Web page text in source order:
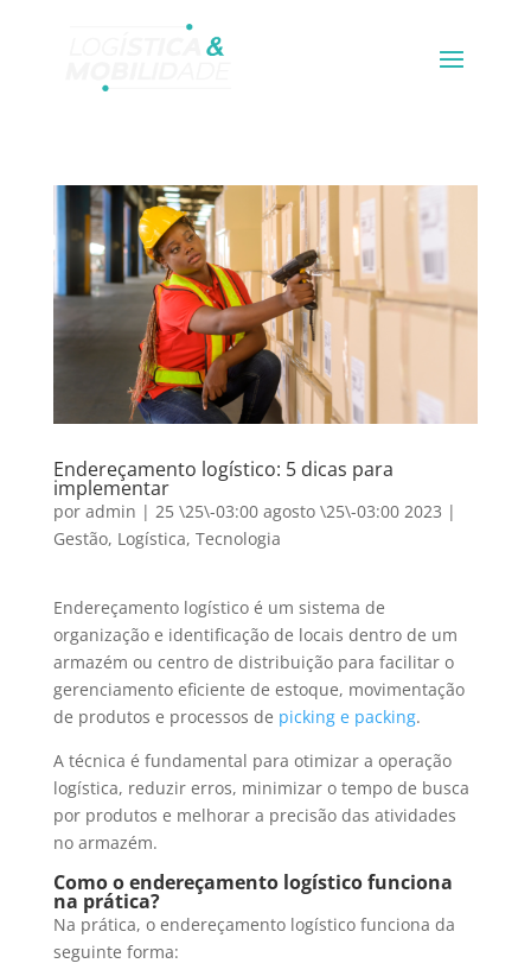
Endereçamento logístico: 5 dicas para
implementar
por admin | 25 \25\-03:00 agosto \25\-03:00 2023 |
Gestão, Logística, Tecnologia
Endereçamento logístico é um sistema de
organização e identificação de locais dentro de um
armazém ou centro de distribuição para facilitar o
gerenciamento eficiente de estoque, movimentação
de produtos e processos de picking e packing.
A técnica é fundamental para otimizar a operação
logística, reduzir erros, minimizar o tempo de busca
por produtos e melhorar a precisão das atividades
no armazém.
Como o endereçamento logístico funciona
na prática?
Na prática, o endereçamento logístico funciona da
seguinte forma: